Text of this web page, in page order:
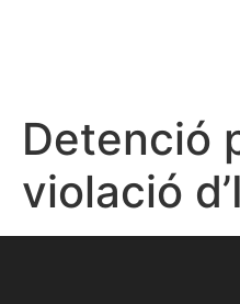
Detenció
violació